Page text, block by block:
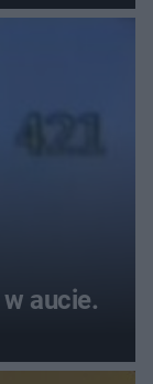
aucie.